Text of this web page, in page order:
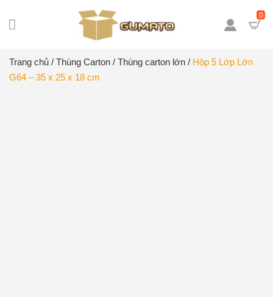
0
Trang chủ / Thùng Carton / Thùng carton lớn / Hộp 5 Lớp Lớn
G64 – 35 x 25 x 18 cm